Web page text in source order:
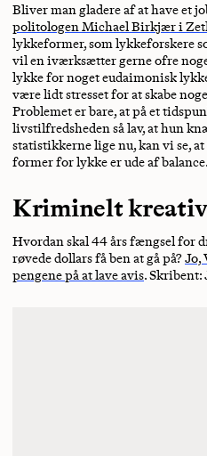
Bliver man gladere af at have et
politologen Michael Birkjær i
lykkeformer, som lykkeforskere
vil en iværksætter gerne ofre
lykke for noget eudaimonisk
være lidt stresset for at skabe
Problemet er bare, at på et
livstilfredsheden så lav, at hun
statistikkerne lige nu, kan vi se,
former for lykke er ude af
Kriminelt kreativ
Hvordan skal 44 års fængsel for
røvede dollars få ben at gå på?Jo,
pengene på at lave avis. Skribent: